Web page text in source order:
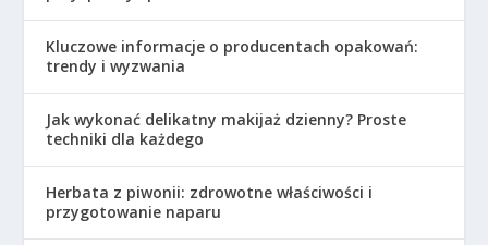
Kluczowe informacje o producentach opakowań:
trendy i wyzwania
Jak wykonać delikatny makijaż dzienny? Proste
techniki dla każdego
Herbata z piwonii: zdrowotne właściwości i
przygotowanie naparu